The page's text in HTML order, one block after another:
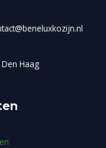
Haag